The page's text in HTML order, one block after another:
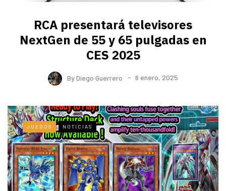
RCA presentará televisores
NextGen de 55 y 65 pulgadas en
CES 2025
ByDiego Guerrero 6 enero, 2025
JUEGOS NOTICIAS